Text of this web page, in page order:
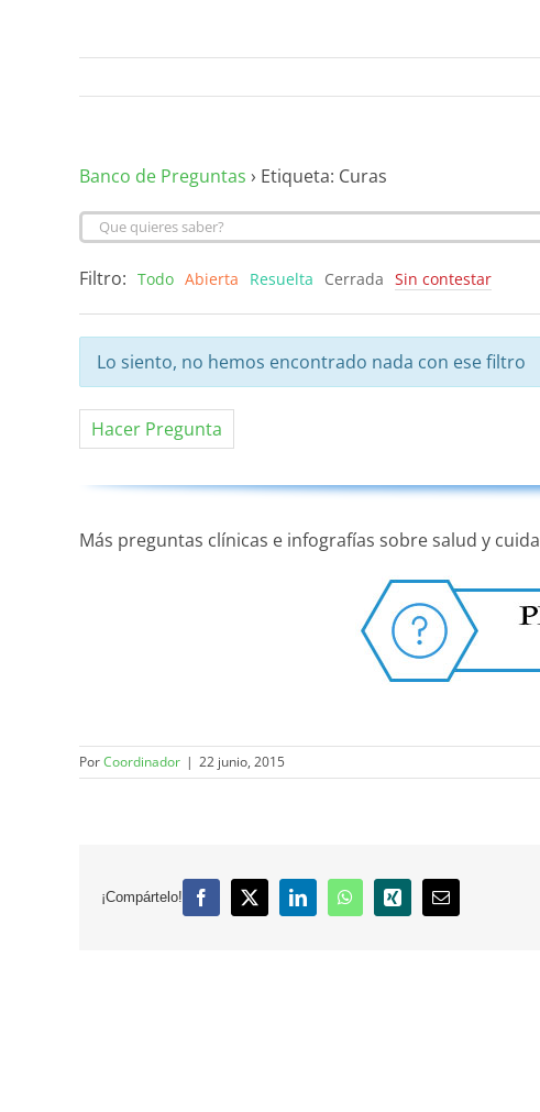
Banco de Preguntas › Etiqueta: Curas
Filtro: Todo Abierta Resuelta Cerrada Sin contestar
Lo siento, no hemos encontrado nada con ese filtro
Hacer Pregunta
Más preguntas clínicas e infografías sobre salud y
PorCoordinador | 22 junio, 2015
¡Compártelo! Facebook
X LinkedInWhatsApp
Xing
Correo
electrónico